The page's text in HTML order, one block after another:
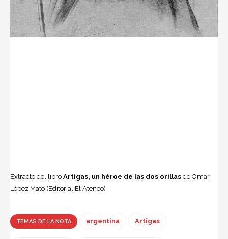
Extracto del libro Artigas, un héroe de las dos orillas de Omar
López Mato (Editorial El Ateneo)
TEMAS DE LA NOTA argentina Artigas